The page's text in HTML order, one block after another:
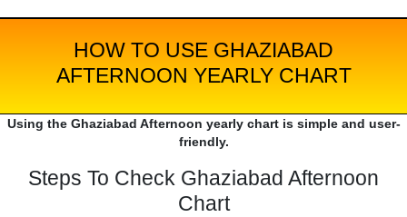
HOW TO USE GHAZIABAD
AFTERNOON YEARLY CHART
Using the Ghaziabad Afternoon yearly chart is simple and user-
friendly.
Steps To Check Ghaziabad Afternoon
Chart